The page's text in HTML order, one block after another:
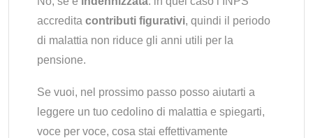
accredita contributi figurativi, quindi il periodo
di malattia non riduce gli anni utili per la
pensione.
Se vuoi, nel prossimo passo posso aiutarti a
leggere un tuo cedolino di malattia e spiegarti,
voce per voce, cosa stai effettivamente